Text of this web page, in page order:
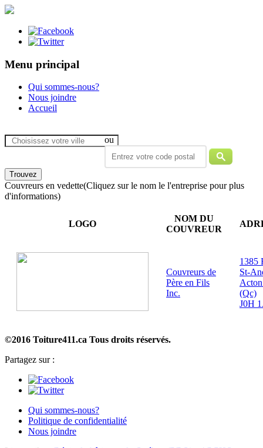
Menu principal
Qui sommes-nous?
Nous joindre
Accueil
ou
Couvreurs en vedette(Cliquez sur le nom le l'entreprise pour plus
d'informations)
LOGO
NOM DU
COUVREUR
Couvreurs de
Père en Fils
Inc.
1385
St-
(Qc)
J0H
©2016 Toiture411.ca Tous droits réservés.
Partagez sur :
Qui sommes-nous?
Politique de confidentialité
Nous joindre